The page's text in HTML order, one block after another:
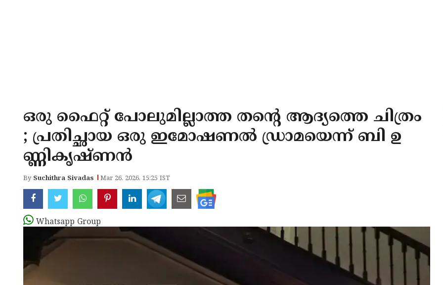
ഒരു ഫൈറ്റ് പോലുമില്ലാത്ത തന്റെ ആദ്യത്തെ ചിത്രം
; പ്രതിച്ഛായ ഒരു ഇമോഷണല്‍ ഡ്രാമയെന്ന് ബി ഉ
ണ്ണികൃഷ്ണന്‍
By Suchithra Sivadas Mar 26, 2026, 15:25 IST
Whatsapp Group